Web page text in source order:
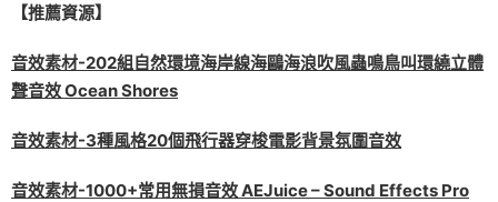
【推薦資源】
音效素材-202組自然環境海岸線海鷗海浪吹風蟲鳴鳥叫環繞立體
聲音效 Ocean Shores
音效素材-3種風格20個飛行器穿梭電影背景氛圍音效
音效素材-1000+常用無損音效 AEJuice – Sound Effects Pro